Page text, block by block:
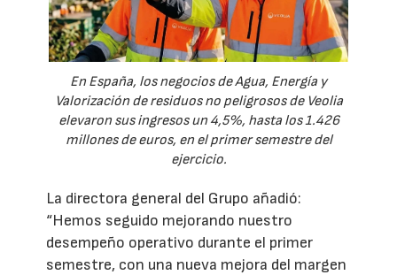
En España, los negocios de Agua, Energía y
Valorización de residuos no peligrosos de Veolia
elevaron sus ingresos un 4,5%, hasta los 1.426
millones de euros, en el primer semestre del
ejercicio.
La directora general del Grupo añadió:
“Hemos seguido mejorando nuestro
desempeño operativo durante el primer
semestre, con una nueva mejora del margen